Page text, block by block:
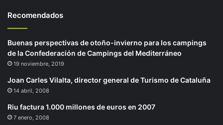
Recomendados
Buenas perspectivas de otoño-invierno para los campings
de la Confederación de Campings del Mediterráneo
19 noviembre, 2019
Joan Carles Vilalta, director general de Turismo de Cataluña
14 abril, 2008
Riu factura 1.000 millones de euros en 2007
7 enero, 2008